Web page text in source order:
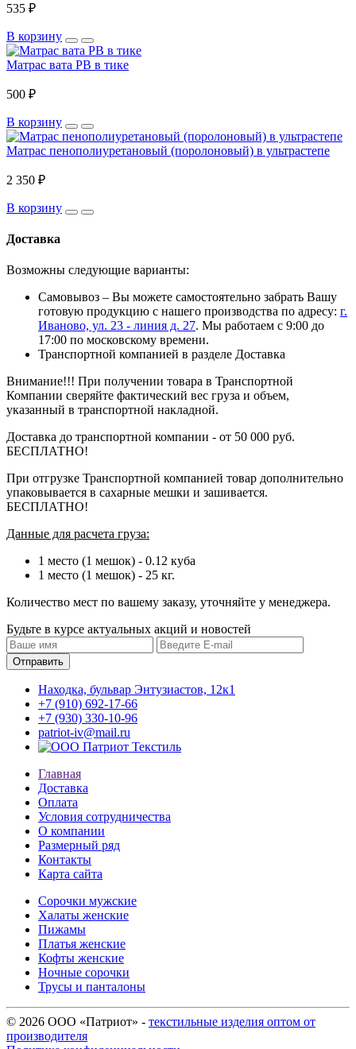
535 ₽
В корзину
Матрас вата РВ в тике
500 ₽
В корзину
Матрас пенополиуретановый (поролоновый) в ультрастепе
2 350 ₽
В корзину
Доставка
Возможны следующие варианты:
Самовывоз – Вы можете самостоятельно забрать Вашу
готовую продукцию с нашего производства по адресу: г.
Иваново, ул. 23 - линия д. 27. Мы работаем с 9:00 до
17:00 по московскому времени.
Транспортной компанией в разделе Доставка
Внимание!!! При получении товара в Транспортной
Компании сверяйте фактический вес груза и объем,
указанный в транспортной накладной.
Доставка до транспортной компании - от 50 000 руб.
БЕСПЛАТНО!
При отгрузке Транспортной компанией товар дополнительно
упаковывается в сахарные мешки и зашивается.
БЕСПЛАТНО!
Данные для расчета груза:
1 место (1 мешок) - 0.12 куба
1 место (1 мешок) - 25 кг.
Количество мест по вашему заказу, уточняйте у менеджера.
Будьте в курсе актуальных акций и новостей
Находка, бульвар Энтузиастов, 12к1
+7 (910) 692-17-66
+7 (930) 330-10-96
patriot-iv@mail.ru
Главная
Доставка
Оплата
Условия сотрудничества
О компании
Размерный ряд
Контакты
Карта сайта
Сорочки мужские
Халаты женские
Пижамы
Платья женские
Кофты женские
Ночные сорочки
Трусы и панталоны
© 2026 ООО «Патриот» - текстильные изделия оптом от
производителя